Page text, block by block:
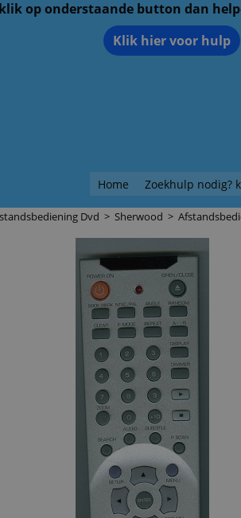
op onderstaande button dan
Klik hier voor hulp
Home Zoekhulp nodig?
Dvd > Sherwood >